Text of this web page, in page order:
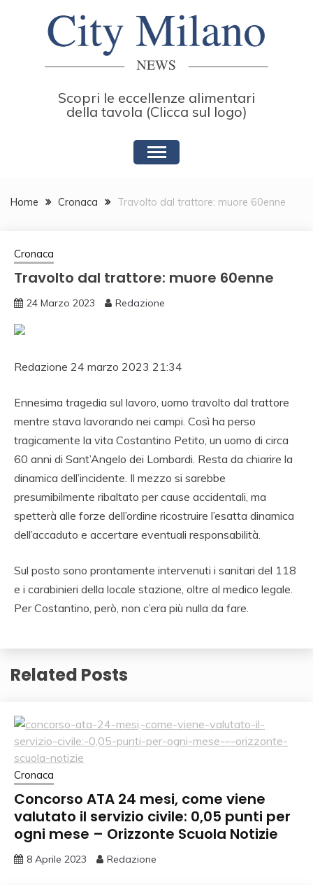
Scopri le eccellenze alimentari
della tavola (Clicca sul logo)
Home Cronaca Travolto dal trattore: muore 60enne
Cronaca
Travolto dal trattore: muore 60enne
24 Marzo 2023 Redazione
Redazione 24 marzo 2023 21:34
Ennesima tragedia sul lavoro, uomo travolto dal trattore
mentre stava lavorando nei campi. Così ha perso
tragicamente la vita Costantino Petito, un uomo di circa
60 anni di Sant’Angelo dei Lombardi. Resta da chiarire la
dinamica dell’incidente. Il mezzo si sarebbe
presumibilmente ribaltato per cause accidentali, ma
spetterà alle forze dell’ordine ricostruire l’esatta dinamica
dell’accaduto e accertare eventuali responsabilità.
Sul posto sono prontamente intervenuti i sanitari del 118
e i carabinieri della locale stazione, oltre al medico legale.
Per Costantino, però, non c’era più nulla da fare.
Related Posts
Cronaca
Concorso ATA 24 mesi, come viene
valutato il servizio civile: 0,05 punti per
ogni mese – Orizzonte Scuola Notizie
8 Aprile 2023 Redazione